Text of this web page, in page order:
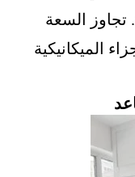
السعة
الميكانيكية